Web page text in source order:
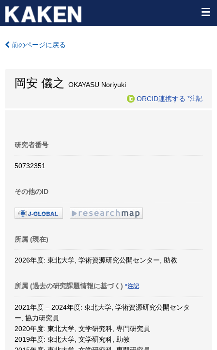
前のページに戻る
岡安 儀之
OKAYASU Noriyuki
ORCID連携する *注記
研究者番号
50732351
その他のID
所属 (現在)
2026年度: 東北大学, 学術資源研究公開センター, 助教
所属 (過去の研究課題情報に基づく) *注記
2021年度 – 2024年度: 東北大学, 学術資源研究公開センタ
ー, 協力研究員
2020年度: 東北大学, 文学研究科, 専門研究員
2019年度: 東北大学, 文学研究科, 助教